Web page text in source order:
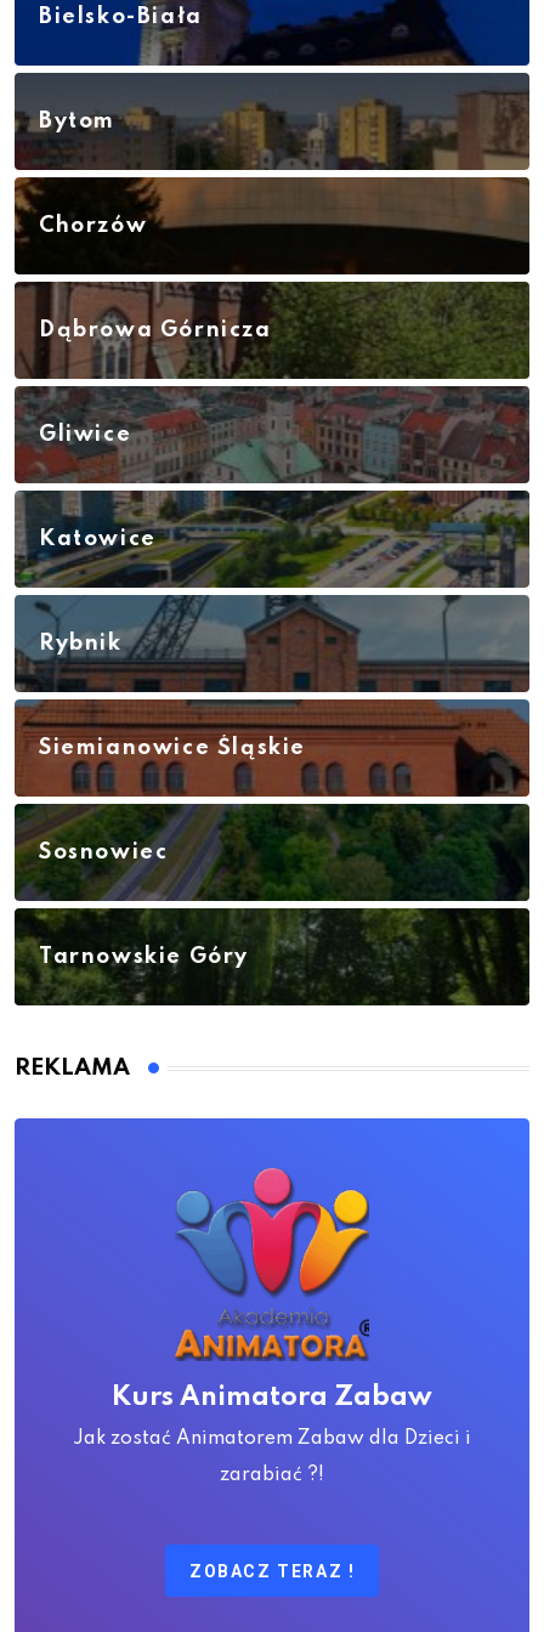
Bielsko-Biała
Bytom
Chorzów
Dąbrowa Górnicza
Gliwice
Katowice
Rybnik
Siemianowice Śląskie
Sosnowiec
Tarnowskie Góry
REKLAMA
Kurs Animatora Zabaw
Jak zostać Animatorem Zabaw dla Dzieci i
zarabiać ?!
ZOBACZ TERAZ !